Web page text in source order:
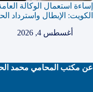
إساءة استعمال الوكالة
الكويت: الإبطال واسترداد
أغسطس 4, 2026
عن مكتب المحامي محمد